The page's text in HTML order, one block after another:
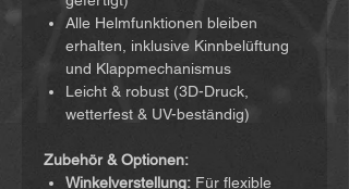
Alle Helmfunktionen bleiben
erhalten, inklusive Kinnbelüftung
und Klappmechanismus
Leicht & robust (3D-Druck,
wetterfest & UV-beständig)
Zubehör & Optionen:
Winkelverstellung: Für flexible